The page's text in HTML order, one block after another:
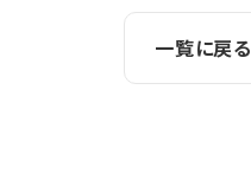
一覧に戻る